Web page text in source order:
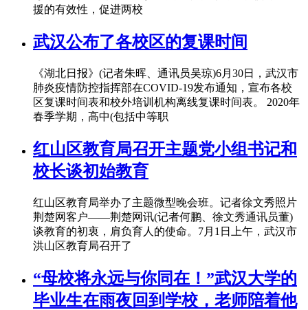
援的有效性，促进两校
武汉公布了各校区的复课时间
《湖北日报》(记者朱晖、通讯员吴琼)6月30日，武汉市
肺炎疫情防控指挥部在COVID-19发布通知，宣布各校
区复课时间表和校外培训机构离线复课时间表。 2020年
春季学期，高中(包括中等职
红山区教育局召开主题党小组书记和
校长谈初始教育
红山区教育局举办了主题微型晚会班。记者徐文秀照片
荆楚网客户——荆楚网讯(记者何鹏、徐文秀通讯员董)
谈教育的初衷，肩负育人的使命。7月1日上午，武汉市
洪山区教育局召开了
“母校将永远与你同在！”武汉大学的
毕业生在雨夜回到学校，老师陪着他